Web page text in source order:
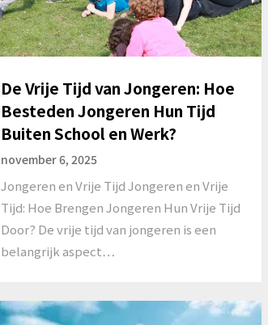
De Vrije Tijd van Jongeren: Hoe
Besteden Jongeren Hun Tijd
Buiten School en Werk?
november 6, 2025
Jongeren en Vrije Tijd Jongeren en Vrije
Tijd: Hoe Brengen Jongeren Hun Vrije Tijd
Door? De vrije tijd van jongeren is een
belangrijk aspect…